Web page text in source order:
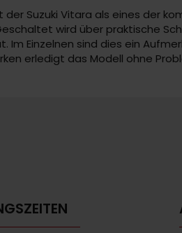
der Suzuki Vitara als eines der
wird über praktische
Im Einzelnen sind dies ein
erledigt das Modell ohne